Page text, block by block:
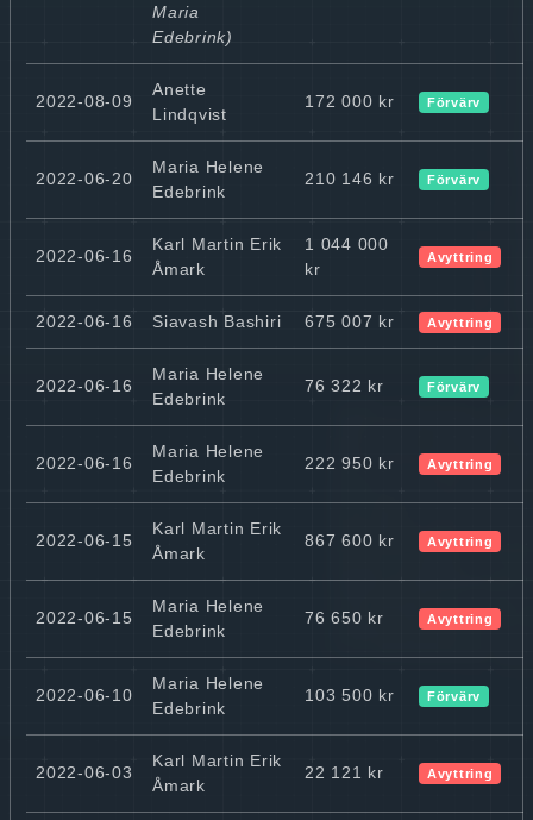
Maria
Edebrink)
2022-08-09
Anette
Lindqvist
172 000 kr Förvärv
2022-06-20
Maria Helene
Edebrink
210 146 kr Förvärv
2022-06-16
Karl Martin Erik
Åmark
1 044 000
kr
Avyttring
2022-06-16 Siavash Bashiri 675 007 kr Avyttring
2022-06-16
Maria Helene
Edebrink
76 322 kr Förvärv
2022-06-16
Maria Helene
Edebrink
222 950 kr Avyttring
2022-06-15
Karl Martin Erik
Åmark
867 600 kr Avyttring
2022-06-15
Maria Helene
Edebrink
76 650 kr Avyttring
2022-06-10
Maria Helene
Edebrink
103 500 kr Förvärv
2022-06-03
Karl Martin Erik
Åmark
22 121 kr Avyttring